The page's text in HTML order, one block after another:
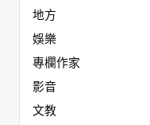
地方
娛樂
專欄作家
影音
文教